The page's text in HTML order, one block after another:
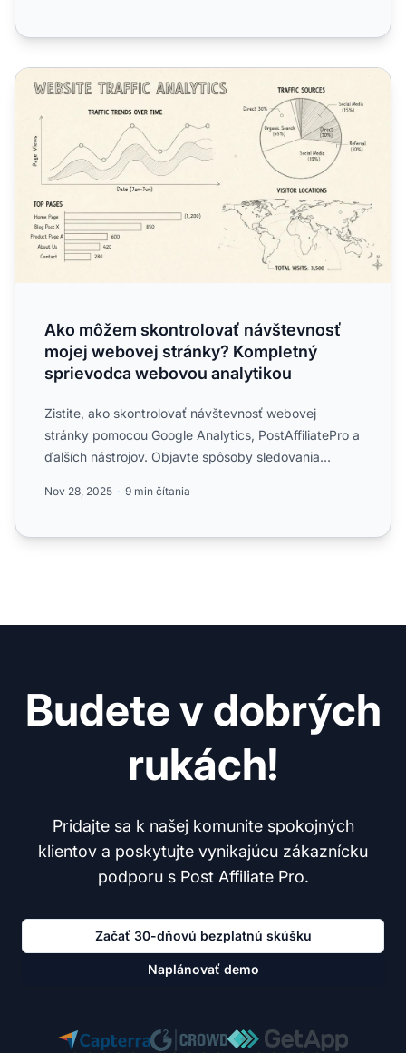
Ako môžem skontrolovať návštevnosť mojej webovej
Ako môžem skontrolovať návštevnosť
mojej webovej stránky? Kompletný
sprievodca webovou analytikou
Zistite, ako skontrolovať návštevnosť webovej
stránky pomocou Google Analytics, PostAffiliatePro a
ďalších nástrojov. Objavte spôsoby sledovania
Nov 28, 2025 9 min čítania
Budete v dobrých
rukách!
Pridajte sa k našej komunite spokojných
klientov a poskytujte vynikajúcu zákaznícku
podporu s Post Affiliate Pro.
Začať 30-dňovú bezplatnú skúšku
Naplánovať demo